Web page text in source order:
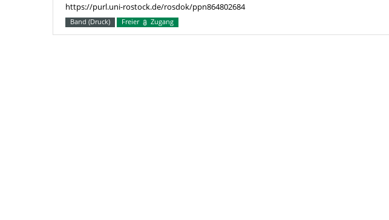
https://purl.uni-rostock.de/rosdok/ppn864802684
Band (Druck) Freier Zugang